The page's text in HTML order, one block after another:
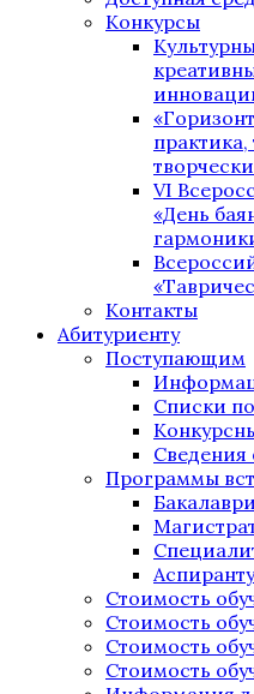
Конкурсы
практика,
VI
«День
Контакты
Абитуриенту
Поступающим
Списки
Сведения
Программы
Стоимость
Стоимость
Стоимость
Стоимость